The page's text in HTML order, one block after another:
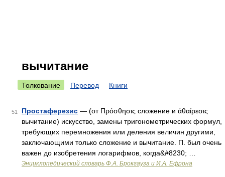
вычитание
Толкование Перевод Книги
51 Простаферезис — (от Πρόσθησις сложение и άθαίρεσις
вычитание) искусство, замены тригонометрических формул,
требующих перемножения или деления величин другими,
заключающими только сложение и вычитание. П. был очень
важен до изобретения логарифмов, когда&#8230; …
Энциклопедический словарь Ф.А. Брокгауза и И.А. Ефрона